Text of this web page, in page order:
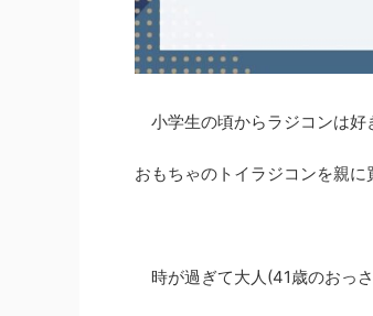
小学生の頃からラジコンは好
おもちゃのトイラジコンを親に
時が過ぎて大人(41歳のおっ